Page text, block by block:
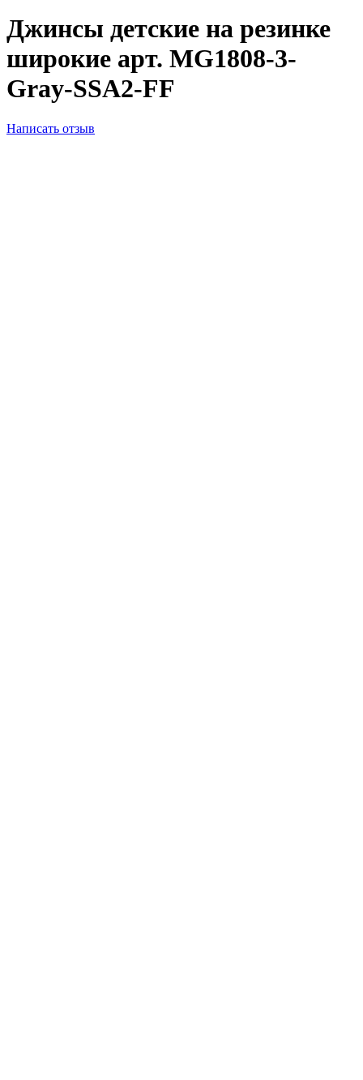
Джинсы детские на резинке
широкие арт. MG1808-3-
Gray-SSA2-FF
Написать отзыв